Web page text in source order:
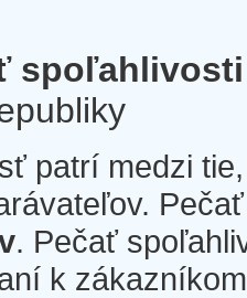
spoľahlivosti
patrí medzi
. Pečať
k